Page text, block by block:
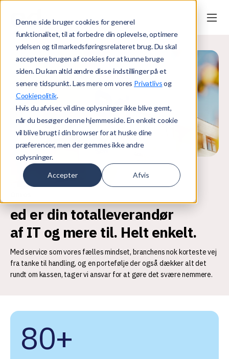
Denne side bruger cookies for generel
funktionalitet, til at forbedre din oplevelse, optimere
ydelsen og til markedsføringsrelateret brug. Du skal
acceptere brugen af cookies for at kunne bruge
siden. Du kan altid ændre disse indstillinger på et
senere tidspunkt. Læs mere om vores Privatlivsog
Cookiepolitik.
Hvis du afviser, vil dine oplysninger ikke blive gemt,
når du besøger denne hjemmeside. En enkelt cookie
vil blive brugt i din browser for at huske dine
præferencer, men der gemmes ikke andre
oplysninger.
Accepter Afvis
ed er din totalleverandør
af IT og mere til. Helt enkelt.
Med service som vores fælles mindset, branchens nok korteste vej
fra tanke til handling, og en portefølje der også dækker alt det
rundt om kassen, tager vi ansvar for at gøre det svære nemmere.
80+